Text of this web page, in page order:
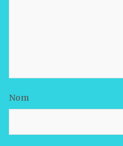
Nom